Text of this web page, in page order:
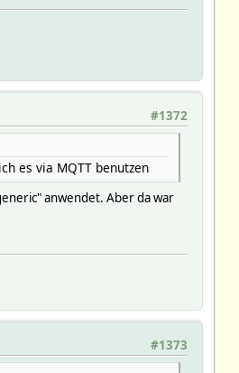
#1372
es via MQTT benutzen
anwendet. Aber da war
#1373